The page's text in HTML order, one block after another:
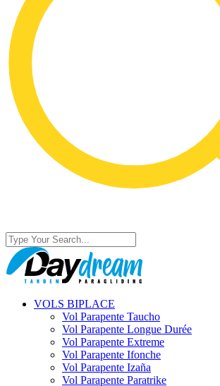
VOLS BIPLACE
Vol Parapente Taucho
Vol Parapente Longue Durée
Vol Parapente Extreme
Vol Parapente Ifonche
Vol Parapente Izaña
Vol Parapente Paratrike